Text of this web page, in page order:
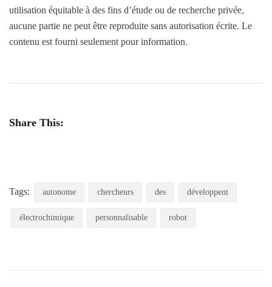
utilisation équitable à des fins d’étude ou de recherche privée,
aucune partie ne peut être reproduite sans autorisation écrite. Le
contenu est fourni seulement pour information.
Share This:
Tags: autonome chercheurs des développent
électrochimique personnalisable robot